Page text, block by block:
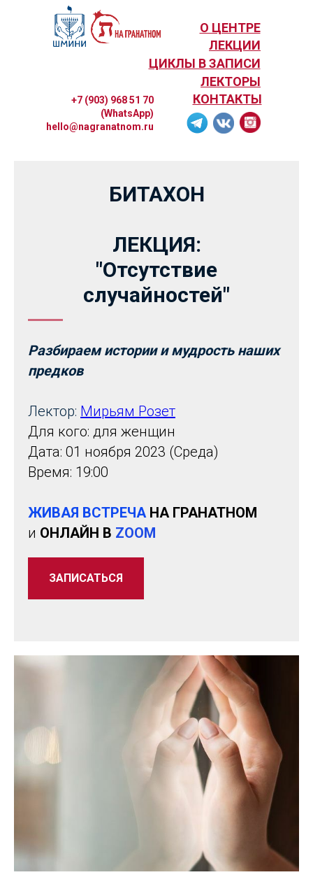
О ЦЕНТРЕ
ЛЕКЦИИ
ЦИКЛЫ В ЗАПИСИ
ЛЕКТОРЫ
КОНТАКТЫ
+7 (903) 968 51 70
(WhatsApp)
hello@nagranatnom.ru
БИТАХОН
ЛЕКЦИЯ:
"Отсутствие
случайностей"
Разбираем истории и мудрость наших
предков
Лектор: Мирьям Розет
Для кого: для женщин
Дата: 01 ноября 2023 (Среда)
Время: 19:00
ЖИВАЯ ВСТРЕЧАНА ГРАНАТНОМ
и ОНЛАЙН В ZOOM
ЗАПИСАТЬСЯ